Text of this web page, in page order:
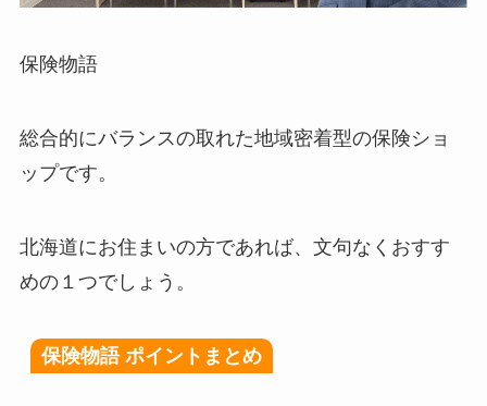
保険物語
総合的にバランスの取れた地域密着型の保険ショ
ップです。
北海道にお住まいの方であれば、文句なくおすす
めの１つでしょう。
保険物語 ポイントまとめ